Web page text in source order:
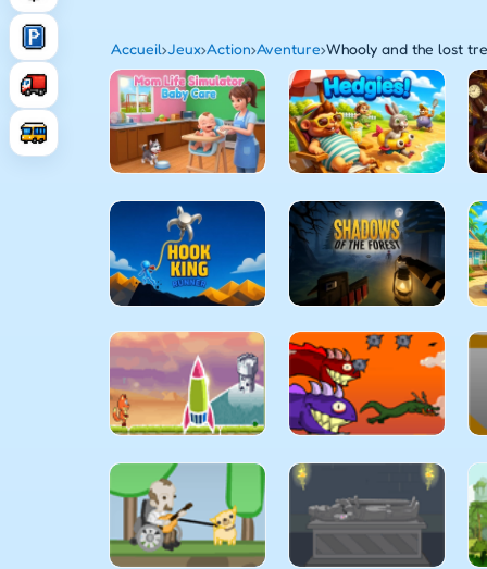
Accueil›Jeux›Action›Aventure›Whooly and the lost